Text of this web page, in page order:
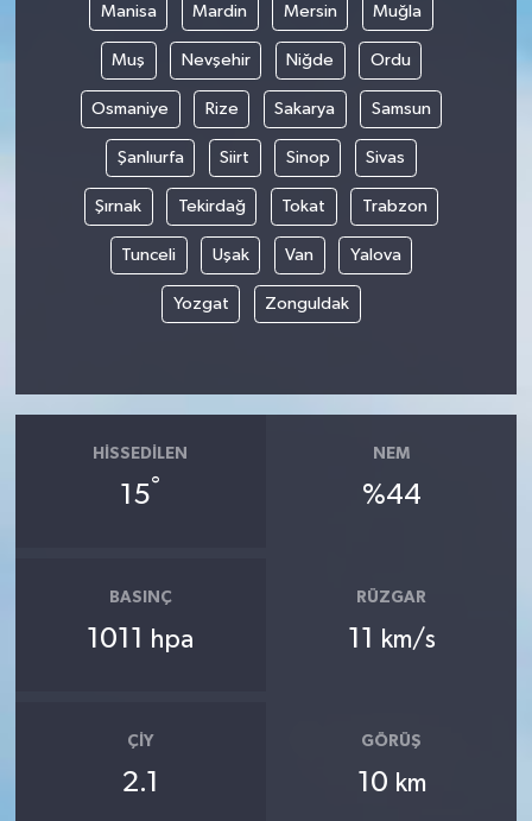
Manisa Mardin Mersin Muğla
Muş Nevşehir Niğde Ordu
Osmaniye Rize Sakarya Samsun
Şanlıurfa Siirt Sinop Sivas
Şırnak Tekirdağ Tokat Trabzon
Tunceli Uşak Van Yalova
Yozgat Zonguldak
HISSEDILEN
15°
NEM
%44
BASINÇ
1011 hpa
RÜZGAR
11 km/s
ÇIY
2.1
GÖRÜŞ
10 km